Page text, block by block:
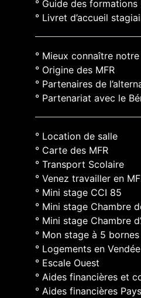
° Guide des
° Livret d’accueil
° Mieux connaître
° Origine des MFR
° Partenaires de
° Partenariat avec le
° Location de salle
° Carte des MFR
° Transport Scolaire
° Venez travailler en
° Mini stage CCI 85
° Mini stage Chambre
° Mini stage Chambre
° Mon stage à 5 bornes
° Logements en Vendée
° Escale Ouest
° Aides financières et
° Aides financières